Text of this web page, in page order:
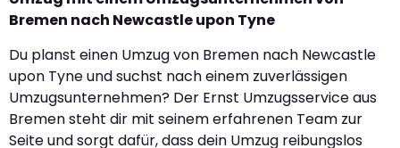
Bremen nach Newcastle upon Tyne
Du planst einen Umzug von Bremen nach Newcastle
upon Tyne und suchst nach einem zuverlässigen
Umzugsunternehmen? Der Ernst Umzugsservice aus
Bremen steht dir mit seinem erfahrenen Team zur
Seite und sorgt dafür, dass dein Umzug reibungslos